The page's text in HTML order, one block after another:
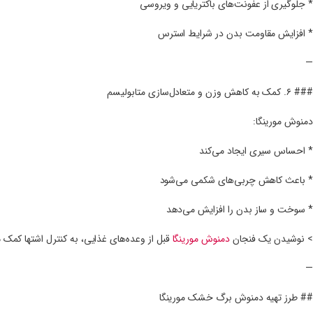
* جلوگیری از عفونت‌های باکتریایی و ویروسی
* افزایش مقاومت بدن در شرایط استرس
—
### ۶. کمک به کاهش وزن و متعادل‌سازی متابولیسم
دمنوش مورینگا:
* احساس سیری ایجاد می‌کند
* باعث کاهش چربی‌های شکمی می‌شود
* سوخت و ساز بدن را افزایش می‌دهد
> نوشیدن یک فنجاندمنوش مورینگاقبل از وعده‌های غذایی، به کنترل اشتها
—
## طرز تهیه دمنوش برگ خشک مورینگا